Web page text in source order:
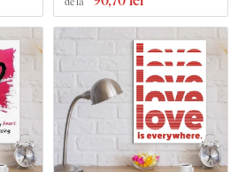
31x21 cm și 48x32 cm: Tabloul are un
67x45 cm și 100x67 cm: Tabloul are 2